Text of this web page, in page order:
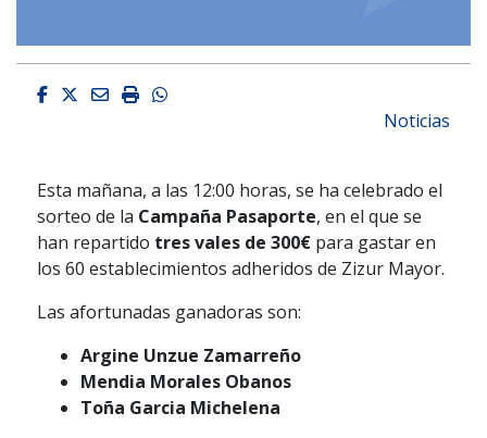
Facebook
Twitter
EmailImprimirWhatsapp
Noticias
Esta mañana, a las 12:00 horas, se ha celebrado el
sorteo de la Campaña Pasaporte, en el que se
han repartido tres vales de 300€para gastar en
los 60 establecimientos adheridos de Zizur Mayor.
Las afortunadas ganadoras son:
Argine Unzue Zamarreño
Mendia Morales Obanos
Toña Garcia Michelena